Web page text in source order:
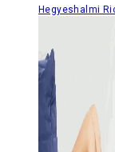
Hegyeshalmi